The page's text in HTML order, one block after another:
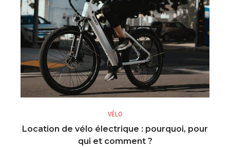
VÉLO
Location de vélo électrique : pourquoi, pour
qui et comment ?